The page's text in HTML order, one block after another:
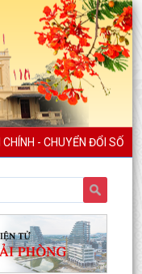
- CHUYỂN ĐỔI SỐ